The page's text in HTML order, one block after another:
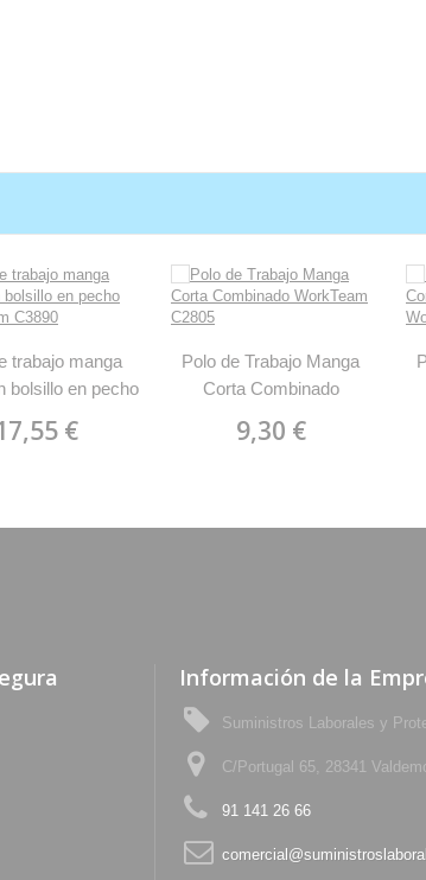
trabajo manga
bolsillo en pecho
€
Polo de Trabajo Manga
Corta Combinado
9,30 €
Información de la
Suministros Laborales y
C/Portugal 65, 28341
91 141 26 66